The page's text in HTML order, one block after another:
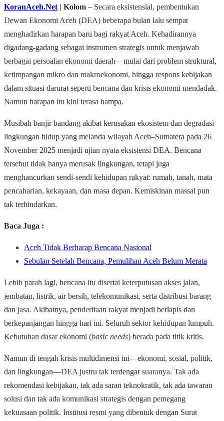
KoranAceh.Net | Kolom – Secara eksistensial, pembentukan
Dewan Ekonomi Aceh (DEA) beberapa bulan lalu sempat
menghadirkan harapan baru bagi rakyat Aceh. Kehadirannya
digadang-gadang sebagai instrumen strategis untuk menjawab
berbagai persoalan ekonomi daerah—mulai dari problem struktural,
ketimpangan mikro dan makroekonomi, hingga respons kebijakan
dalam situasi darurat seperti bencana dan krisis ekonomi mendadak.
Namun harapan itu kini terasa hampa.
Musibah banjir bandang akibat kerusakan ekosistem dan degradasi
lingkungan hidup yang melanda wilayah Aceh–Sumatera pada 26
November 2025 menjadi ujian nyata eksistensi DEA. Bencana
tersebut tidak hanya merusak lingkungan, tetapi juga
menghancurkan sendi-sendi kehidupan rakyat: rumah, tanah, mata
pencaharian, kekayaan, dan masa depan. Kemiskinan massal pun
tak terhindarkan.
Baca Juga :
Aceh Tidak Berharap Bencana Nasional
Sebulan Setelah Bencana, Pemulihan Aceh Belum Merata
Lebih parah lagi, bencana itu disertai keterputusan akses jalan,
jembatan, listrik, air bersih, telekomunikasi, serta distribusi barang
dan jasa. Akibatnya, penderitaan rakyat menjadi berlapis dan
berkepanjangan hingga hari ini. Seluruh sektor kehidupan lumpuh.
Kebutuhan dasar ekonomi (basic needs) berada pada titik kritis.
Namun di tengah krisis multidimensi ini—ekonomi, sosial, politik,
dan lingkungan—DEA justru tak terdengar suaranya. Tak ada
rekomendasi kebijakan, tak ada saran teknokratik, tak ada tawaran
solusi dan tak ada komunikasi strategis dengan pemegang
kekuasaan politik. Institusi resmi yang dibentuk dengan Surat